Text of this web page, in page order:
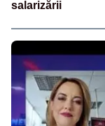
salarizării